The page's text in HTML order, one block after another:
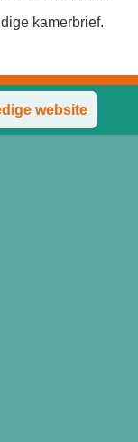
kamerbrief.
website